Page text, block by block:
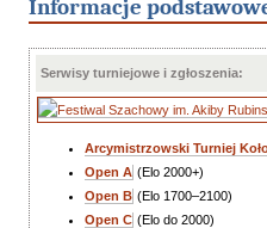
Informacje
Serwisy turniejowe i zgłoszenia:
Arcymistrzowski Turniej
Open A (Elo 2000+)
Open B (Elo 1700–2100)
Open C (Elo do 2000)